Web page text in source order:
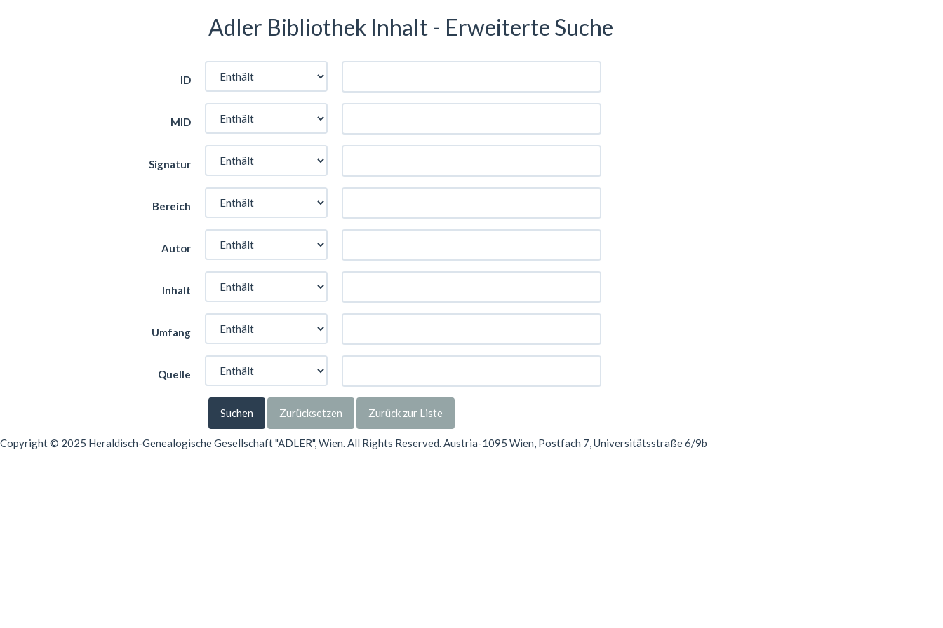
Adler Bibliothek Inhalt - Erweiterte Suche
ID
MID
Signatur
Bereich
Autor
Inhalt
Umfang
Quelle
Suchen Zurücksetzen Zurück zur Liste
Copyright © 2025 Heraldisch-Genealogische Gesellschaft "ADLER", Wien. All Rights Reserved. Austria-1095 Wien, Postfach 7, Universitätsstraße 6/9b